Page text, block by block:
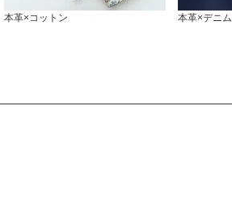
本革×コットン 本革×デニム